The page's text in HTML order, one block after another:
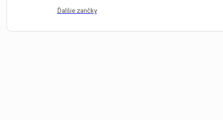
Ďalšie zančky